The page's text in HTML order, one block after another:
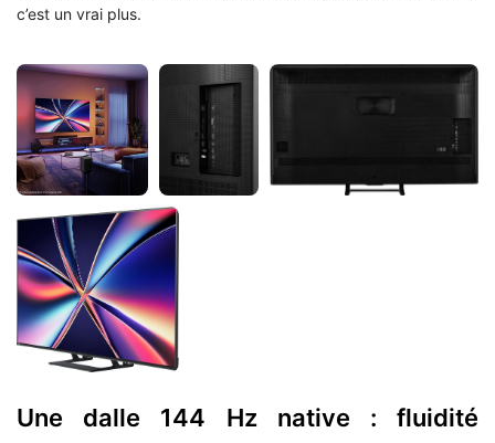
c’est un vrai plus.
Une dalle 144 Hz native : fluidité